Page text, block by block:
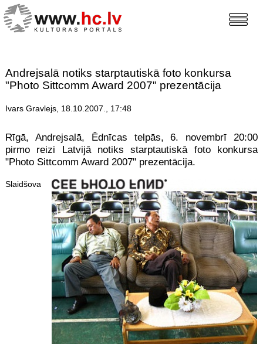
Andrejsalā notiks starptautiskā foto konkursa
"Photo Sittcomm Award 2007" prezentācija
Ivars Gravlejs, 18.10.2007., 17:48
Rīgā, Andrejsalā, Ēdnīcas telpās, 6. novembrī 20:00
pirmo reizi Latvijā notiks starptautiskā foto konkursa
"Photo Sittcomm Award 2007" prezentācija.
Slaidšova